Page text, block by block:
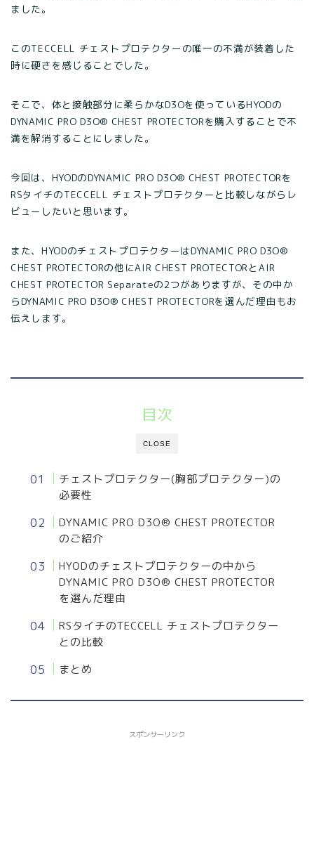
ました。
このTECCELL チェストプロテクターの唯一の不満が装着した
時に硬さを感じることでした。
そこで、体と接触部分に柔らかなD3Oを使っているHYODの
DYNAMIC PRO D3O® CHEST PROTECTORを購入することで不
満を解消することにしました。
今回は、HYODのDYNAMIC PRO D3O® CHEST PROTECTORを
RSタイチのTECCELL チェストプロテクターと比較しながらレ
ビューしたいと思います。
また、HYODのチェストプロテクターはDYNAMIC PRO D3O®
CHEST PROTECTORの他にAIR CHEST PROTECTORとAIR
CHEST PROTECTOR Separateの2つがありますが、その中か
らDYNAMIC PRO D3O® CHEST PROTECTORを選んだ理由もお
伝えします。
CLOSE
目次
チェストプロテクター(胸部プロテクター)の
必要性
DYNAMIC PRO D3O® CHEST PROTECTOR
のご紹介
HYODのチェストプロテクターの中から
DYNAMIC PRO D3O® CHEST PROTECTOR
を選んだ理由
RSタイチのTECCELL チェストプロテクター
との比較
まとめ
スポンサーリンク